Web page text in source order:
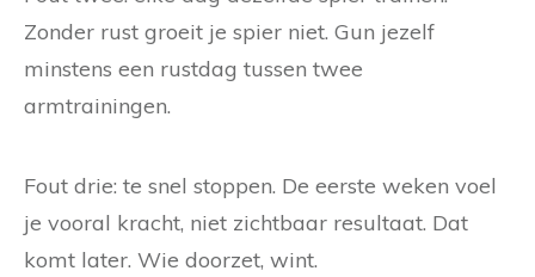
Zonder rust groeit je spier niet. Gun jezelf
minstens een rustdag tussen twee
armtrainingen.
Fout drie: te snel stoppen. De eerste weken voel
je vooral kracht, niet zichtbaar resultaat. Dat
komt later. Wie doorzet, wint.